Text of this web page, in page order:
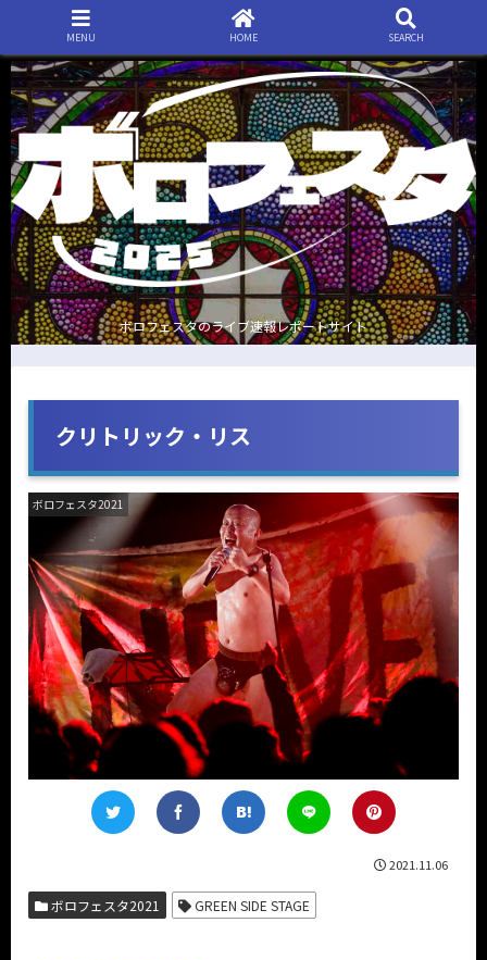
ボロフェスタのライブ速報レポートサイト
クリトリック・リス
ボロフェスタ2021
2021.11.06
ボロフェスタ2021 GREEN SIDE STAGE
MENU HOME SEARCH